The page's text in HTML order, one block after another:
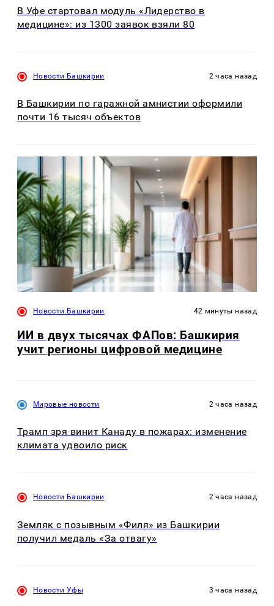
В Уфе стартовал модуль «Лидерство в
медицине»: из 1300 заявок взяли 80
Новости Башкирии 2 часа назад
В Башкирии по гаражной амнистии оформили
почти 16 тысяч объектов
Новости Башкирии 42 минуты назад
ИИ в двух тысячах ФАПов: Башкирия
учит регионы цифровой медицине
Мировые новости 2 часа назад
Трамп зря винит Канаду в пожарах: изменение
климата удвоило риск
Новости Башкирии 2 часа назад
Земляк с позывным «Филя» из Башкирии
получил медаль «За отвагу»
Новости Уфы 3 часа назад